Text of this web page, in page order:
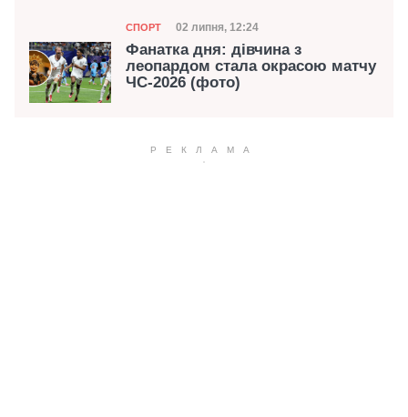
Категорія
СПОРТ Дата публікації
02 липня, 12:24
Фанатка дня: дівчина з
леопардом стала окрасою матчу
ЧС-2026 (фото)